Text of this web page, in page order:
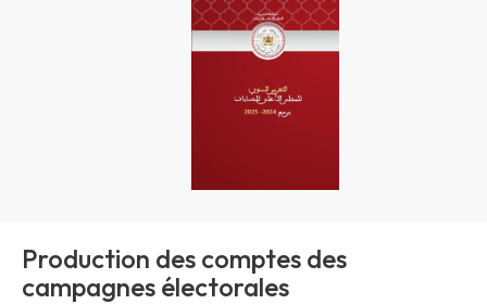
Production des comptes des
campagnes électorales